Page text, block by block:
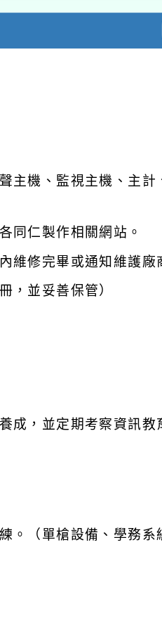
主機、監視主機、主計
同仁製作相關網站。
維修完畢或通知維護廠
，並妥善保管）
成，並定期考察資訊教
。（單槍設備、學務系